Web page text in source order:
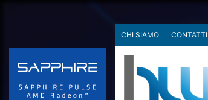
CHI SIAMO CONTATTI